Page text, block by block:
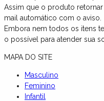
Assim que o produto
mail automático com o aviso.
Embora nem todos os itens
o possível para atender sua
MAPA DO SITE
Masculino
Feminino
Infantil